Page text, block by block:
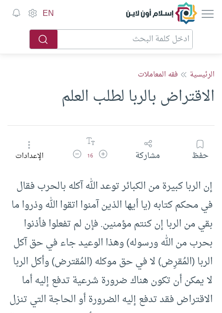
إسلام أون لاين EN
الرئيسية فقه المعاملات
الاقتراض بالربا لطلب العلم
حفظ مشاركة زيادة حجم الخط
16 تقليل حجم الخطالإعدادات
إن الربا كبيرة من الكبائر توعد الله آكله بالحرب فقال
في محكم كتابه (يا أيها الذين آمنوا اتقوا الله وذروا ما
بقي من الربا إن كنتم مؤمنين. فإن لم تفعلوا فأذنوا
بحرب من الله ورسوله) وهذا الوعيد جاء في حق آكل
الربا (المُقرِض) لا في حق موكله (المُقترض) وأكل الربا
لا يمكن أن تكون هناك ضرورة شرعية تدفع إليه أما
الاقتراض فقد تدفع إليه الضرورة أو الحاجة التي تنزل